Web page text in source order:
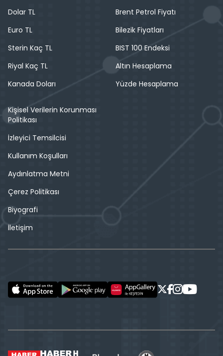
Dolar TL
Euro TL
Sterin Kaç TL
Riyal Kaç TL
Kanada Doları
Brent Petrol Fiyatı
Bilezik Fiyatları
BIST 100 Endeksi
Altın Hesaplama
Yüzde Hesaplama
Kişisel Verilerin Korunması
Politikası
İzleyici Temsilcisi
Kullanım Koşulları
Aydınlatma Metni
Çerez Politikası
Biyografi
İletişim